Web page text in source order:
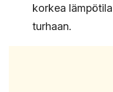
korkea
turhaan.